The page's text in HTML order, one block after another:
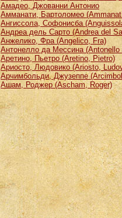
Амадео, Джованни Антонио
Амманати, Бартоломео
Ангиссола, Софонисба
Андреа дель Сарто (Andrea del
Анжелико, Фра (Angelico, Fra)
Антонелло да Мессина (Antonello
Аретино, Пьетро (Aretino, Pietro)
Ариосто, Людовико (Ariosto,
Арчимбольди, Джузеппе
Ашам, Роджер (Ascham, Roger)